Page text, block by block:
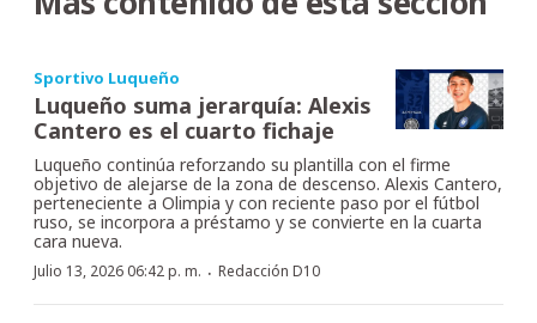
Sportivo Luqueño
Luqueño suma jerarquía: Alexis
Cantero es el cuarto fichaje
Luqueño continúa reforzando su plantilla con el firme
objetivo de alejarse de la zona de descenso. Alexis Cantero,
perteneciente a Olimpia y con reciente paso por el fútbol
ruso, se incorpora a préstamo y se convierte en la cuarta
cara nueva.
Julio 13, 2026 06:42 p. m. · Redacción D10